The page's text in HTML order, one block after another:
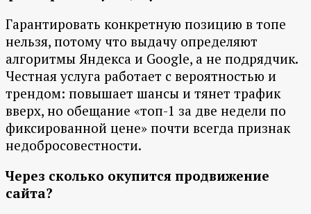
Гарантировать конкретную позицию в топе
нельзя, потому что выдачу определяют
алгоритмы Яндекса и Google, а не подрядчик.
Честная услуга работает с вероятностью и
трендом: повышает шансы и тянет трафик
вверх, но обещание «топ-1 за две недели по
фиксированной цене» почти всегда признак
недобросовестности.
Через сколько окупится продвижение
сайта?